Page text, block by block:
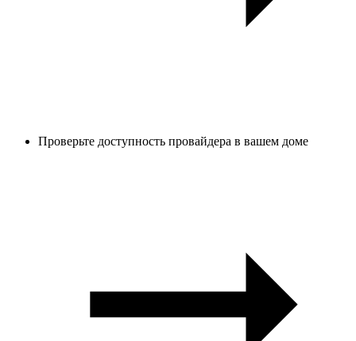
Проверьте доступность провайдера в вашем доме